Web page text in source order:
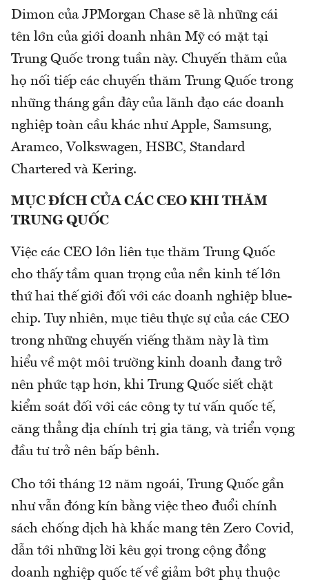
Dimon của JPMorgan Chase sẽ là những cái
tên lớn của giới doanh nhân Mỹ có mặt tại
Trung Quốc trong tuần này. Chuyến thăm của
họ nối tiếp các chuyến thăm Trung Quốc trong
những tháng gần đây của lãnh đạo các doanh
nghiệp toàn cầu khác như Apple, Samsung,
Aramco, Volkswagen, HSBC, Standard
Chartered và Kering.
MỤC ĐÍCH CỦA CÁC CEO KHI THĂM
TRUNG QUỐC
Việc các CEO lớn liên tục thăm Trung Quốc
cho thấy tầm quan trọng của nền kinh tế lớn
thứ hai thế giới đối với các doanh nghiệp blue-
chip. Tuy nhiên, mục tiêu thực sự của các CEO
trong những chuyến viếng thăm này là tìm
hiểu về một môi trường kinh doanh đang trở
nên phức tạp hơn, khi Trung Quốc siết chặt
kiểm soát đối với các công ty tư vấn quốc tế,
căng thẳng địa chính trị gia tăng, và triển vọng
đầu tư trở nên bấp bênh.
Cho tới tháng 12 năm ngoái, Trung Quốc gần
như vẫn đóng kín bằng việc theo đuổi chính
sách chống dịch hà khắc mang tên Zero Covid,
dẫn tới những lời kêu gọi trong cộng đồng
doanh nghiệp quốc tế về giảm bớt phụ thuộc